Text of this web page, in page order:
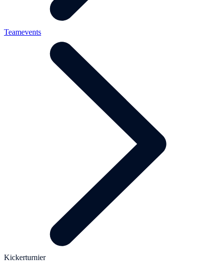
Teamevents
Kickerturnier